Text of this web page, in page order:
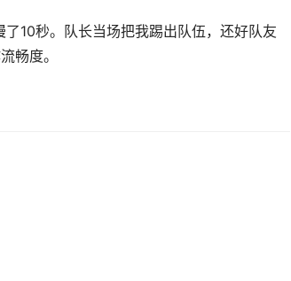
10秒。队长当场把我踢出队伍，还好队友
畅度。